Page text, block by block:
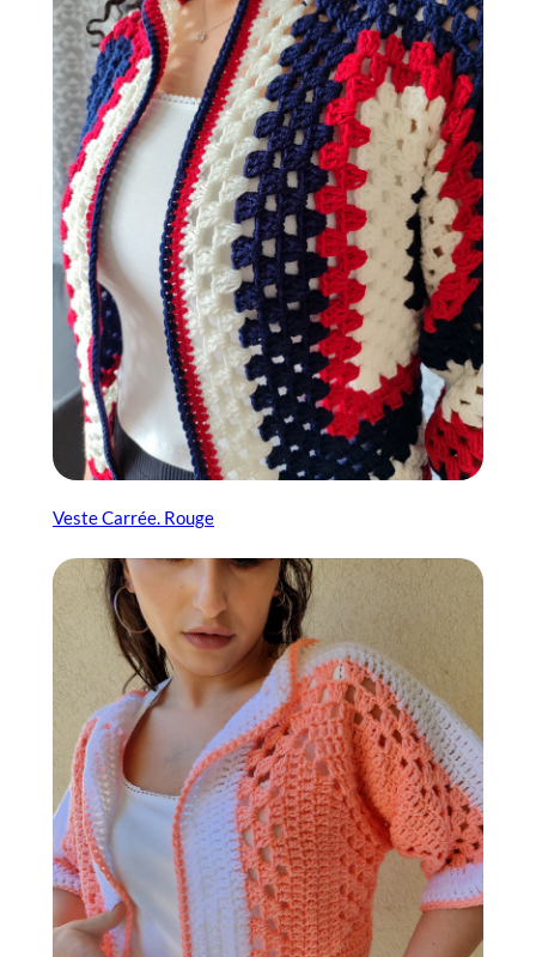
Veste Carrée. Rouge